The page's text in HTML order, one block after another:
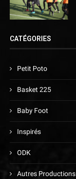
CATÉGORIES
Petit Poto
Basket 225
Baby Foot
Inspirés
ODK
Autres Productions